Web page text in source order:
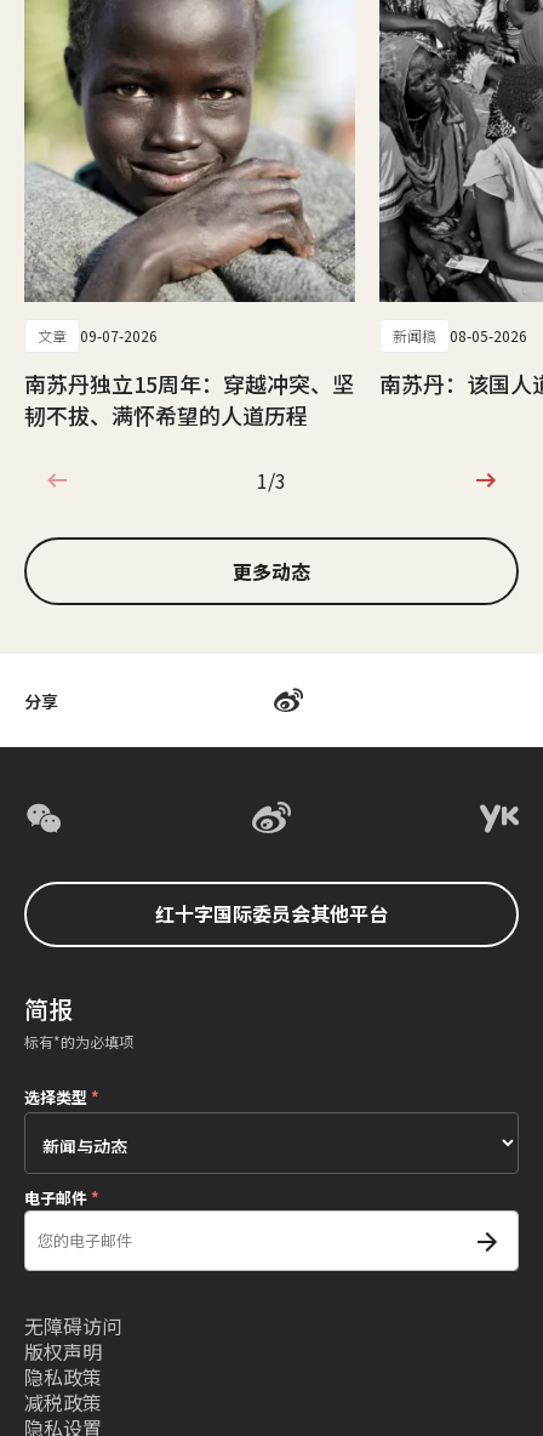
分享
文章 09-07-2026
南苏丹独立15周年：穿越冲突、坚
韧不拔、满怀希望的人道历程
新闻稿 08-05-2026
南苏丹：该国人
1/3
1/3
更多动态
红十字国际委员会其他平台
简报
标有*的为必填项
选择类型*
电子邮件*
无障碍访问
版权声明
隐私政策
减税政策
隐私设置